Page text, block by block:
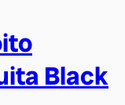
Black